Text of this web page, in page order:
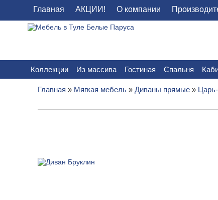
Главная АКЦИИ! О компании
Коллекции Из массива Гостиная Спальня
Главная » Мягкая мебель »Диваны прямые »